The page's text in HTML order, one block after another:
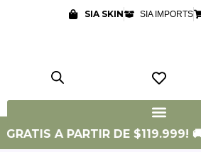
SIA SKIN SIA IMPORTS
A PARTIR DE $119.999! 🚚